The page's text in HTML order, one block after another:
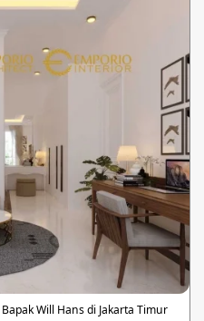
Will Hans di Jakarta Timur